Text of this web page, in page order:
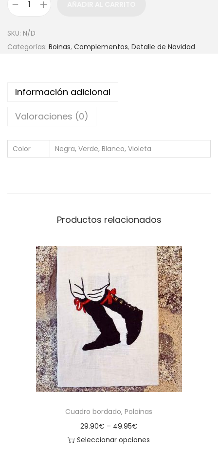
SKU: N/D
Categorías: Boinas, Complementos, Detalle de Navidad
Información adicional
Valoraciones (0)
Color Negra, Verde, Blanco, Violeta
Productos relacionados
Cuadro bordado, Polainas
29.90€ – 49.95€
Seleccionar opciones